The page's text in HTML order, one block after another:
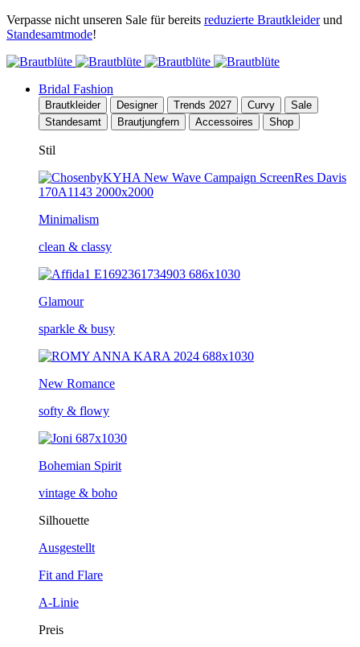
Verpasse nicht unseren Sale für bereits reduzierte Brautkleiderund
Standesamtmode!
Bridal Fashion
Brautkleider Designer Trends 2027 Curvy
Sale
Standesamt
Brautjungfern Accessoires Shop
Stil
Minimalism
clean & classy
Glamour
sparkle & busy
New Romance
softy & flowy
Bohemian Spirit
vintage & boho
Silhouette
Ausgestellt
Fit and Flare
A-Linie
Preis